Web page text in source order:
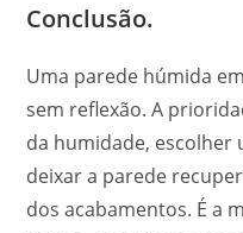
Conclusão.
Uma parede húmida
sem reflexão. A
da humidade, escolher
deixar a parede
dos acabamentos. É a